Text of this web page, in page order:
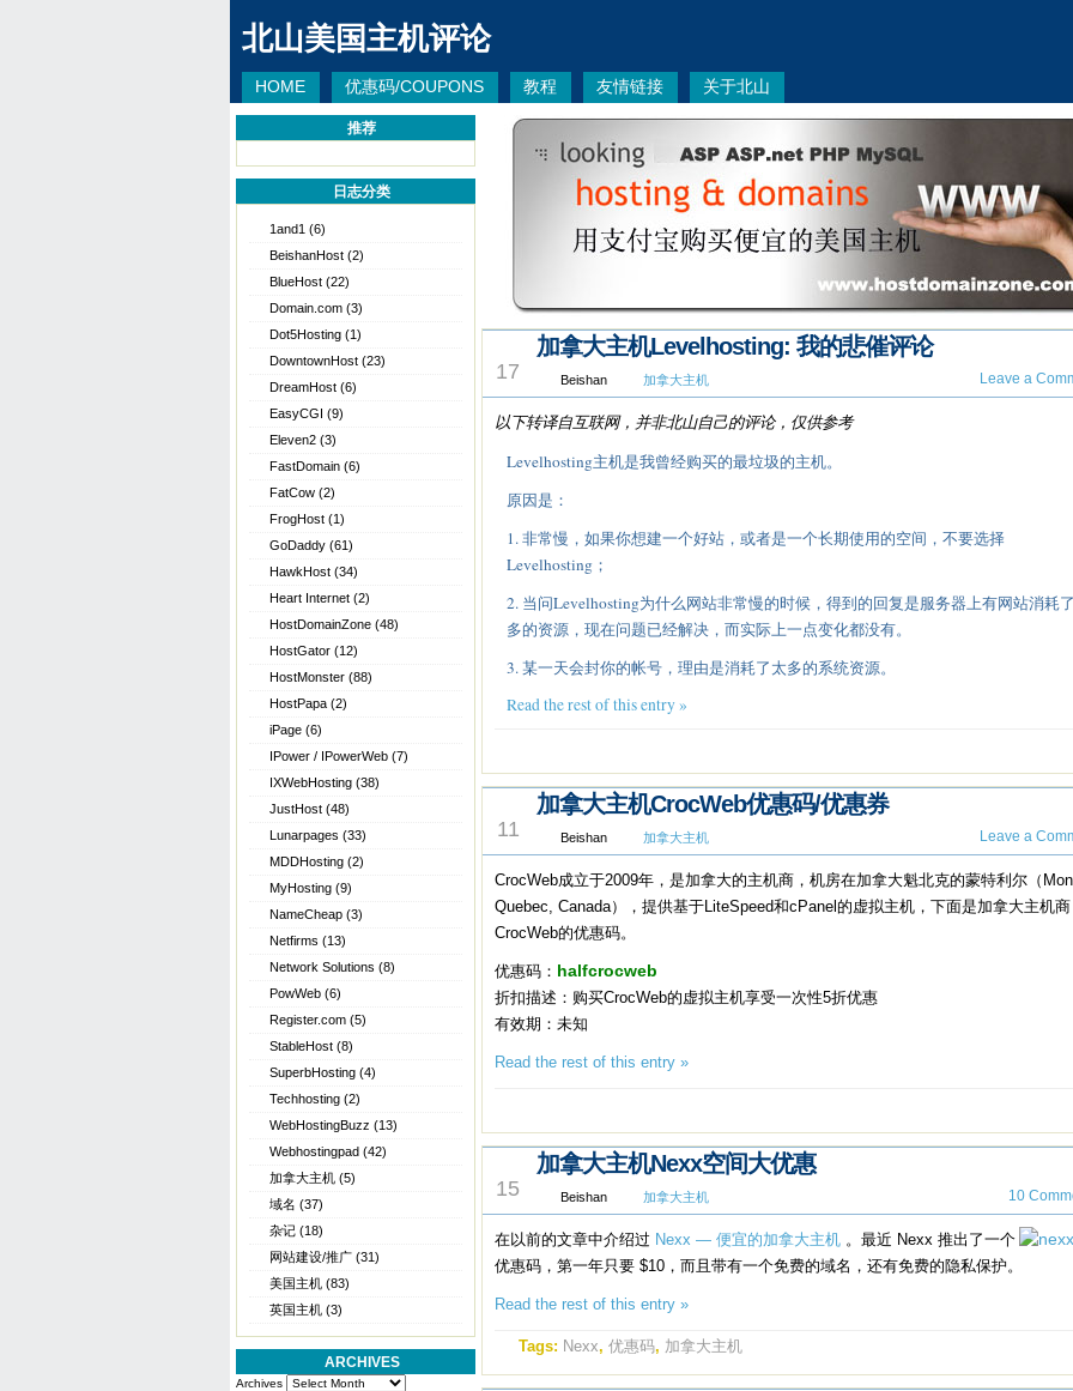
北山美国主机评论
HOME 优惠码/COUPONS 教程 友情链接 关于北山
推荐
日志分类
1and1 (6)
BeishanHost (2)
BlueHost (22)
Domain.com (3)
Dot5Hosting (1)
DowntownHost (23)
DreamHost (6)
EasyCGI (9)
Eleven2 (3)
FastDomain (6)
FatCow (2)
FrogHost (1)
GoDaddy (61)
HawkHost (34)
Heart Internet (2)
HostDomainZone (48)
HostGator (12)
HostMonster (88)
HostPapa (2)
iPage (6)
IPower / IPowerWeb (7)
IXWebHosting (38)
JustHost (48)
Lunarpages (33)
MDDHosting (2)
MyHosting (9)
NameCheap (3)
Netfirms (13)
Network Solutions (8)
PowWeb (6)
Register.com (5)
StableHost (8)
SuperbHosting (4)
Techhosting (2)
WebHostingBuzz (13)
Webhostingpad (42)
加拿大主机 (5)
域名 (37)
杂记 (18)
网站建设/推广 (31)
美国主机 (83)
英国主机 (3)
ARCHIVES
Archives
17
加拿大主机Levelhosting: 我的悲催评论
Beishan 加拿大主机 Leave a
以下转译自互联网，并非北山自己的评论，仅供参考
Levelhosting主机是我曾经购买的最垃圾的主机。
原因是：
1. 非常慢，如果你想建一个好站，或者是一个长期使用的空间，不要选择
Levelhosting；
2. 当问Levelhosting为什么网站非常慢的时候，得到的回复是服务器上有网站消耗
多的资源，现在问题已经解决，而实际上一点变化都没有。
3. 某一天会封你的帐号，理由是消耗了太多的系统资源。
Read the rest of this entry »
11
加拿大主机CrocWeb优惠码/优惠券
Beishan 加拿大主机 Leave a
CrocWeb成立于2009年，是加拿大的主机商，机房在加拿大魁北克的蒙特利尔（
Quebec, Canada），提供基于LiteSpeed和cPanel的虚拟主机，下面是加拿大主机商
CrocWeb的优惠码。
优惠码： halfcrocweb
折扣描述：购买CrocWeb的虚拟主机享受一次性5折优惠
有效期：未知
Read the rest of this entry »
15
加拿大主机Nexx空间大优惠
Beishan 加拿大主机 10
在以前的文章中介绍过 Nexx — 便宜的加拿大主机 。最近 Nexx 推出了一个
优惠码，第一年只要 $10，而且带有一个免费的域名，还有免费的隐私保护。
Read the rest of this entry »
Tags: Nexx, 优惠码, 加拿大主机